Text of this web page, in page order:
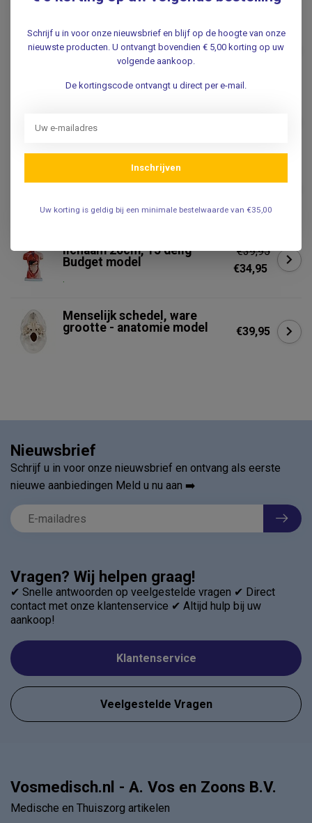
Gerelateerde producten
Geslachtsloze Torso van het
menselijk lichaam 42 cm -
Budget anatomie model
€69,95
Niet op voorraad
Squishy Brain- Antistress
squeeze speelgoed hersenen
lichaam 26cm, 15 delig -
Budget model
.
€39,95
€34,95
Menselijk schedel, ware
grootte - anatomie model
€39,95
Vragen? Wij helpen graag!
✔ Snelle antwoorden op veelgestelde vragen ✔ Direct
contact met onze klantenservice ✔ Altijd hulp bij uw
aankoop!
Klantenservice
Veelgestelde Vragen
Nieuwsbrief
Schrijf u in voor onze nieuwsbrief en ontvang als eerste
nieuwe aanbiedingen Meld u nu aan ➡️
Vosmedisch.nl - A. Vos en Zoons B.V.
Medische en Thuiszorg artikelen
Schrijf u in voor onze nieuwsbrief en blijf op de hoogte van onze
nieuwste producten. U ontvangt bovendien € 5,00 korting op uw
volgende aankoop.
De kortingscode ontvangt u direct per e-mail.
Inschrijven
Uw korting is geldig bij een minimale bestelwaarde van €35,00